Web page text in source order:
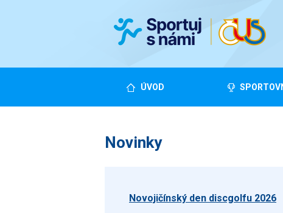
ÚVOD
Novinky
Novojičínský den discgolfu 2026